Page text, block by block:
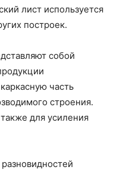
лист используется
построек.
собой
часть
строения.
для усиления